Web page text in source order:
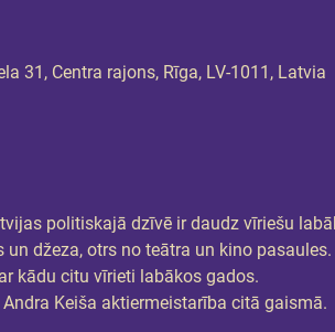
31, Centra rajons, Rīga, LV-1011, Latvia
politiskajā dzīvē ir daudz vīriešu
un džeza, otrs no teātra un kino
kādu citu vīrieti labākos gados.
Keiša aktiermeistarība citā gaismā.